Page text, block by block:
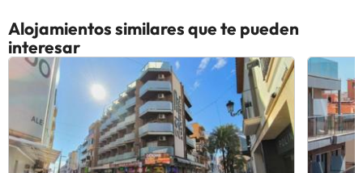
Alojamientos similares que te pueden
interesar